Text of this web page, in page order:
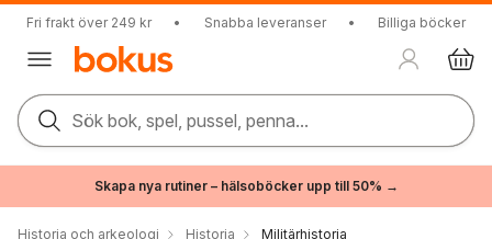
Fri frakt över 249 kr • Snabba leveranser • Billiga böcker
Sök bok, spel, pussel, penna...
Skapa nya rutiner – hälsoböcker upp till 50% →
Historia och arkeologi Historia Militärhistoria